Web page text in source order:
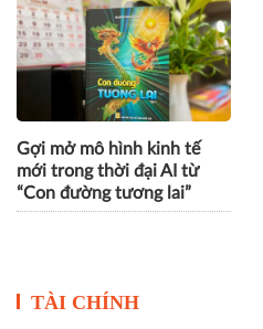
Gợi mở mô hình kinh tế
mới trong thời đại AI từ
“Con đường tương lai”
TÀI CHÍNH